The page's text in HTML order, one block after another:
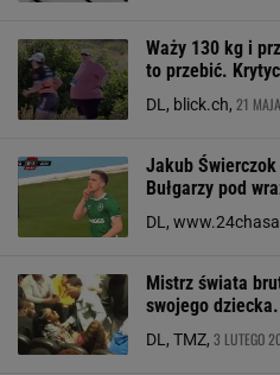
Waży 130 kg i
to przebić.
DL, blick.ch, 21
Jakub
Bułgarzy pod
DL,
Mistrz świata
swojego dziecka.
DL, TMZ, 3 LUTEGO